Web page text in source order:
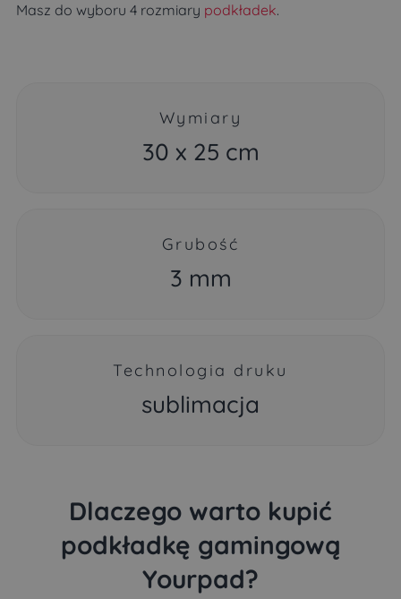
Masz do wyboru 4 rozmiary podkładek.
Wymiary
30 x 25 cm
Grubość
3 mm
Technologia druku
sublimacja
Dlaczego warto kupić
podkładkę gamingową
Yourpad?